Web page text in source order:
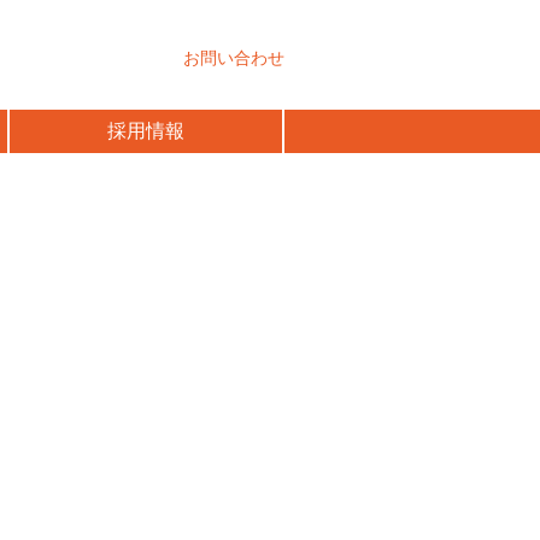
お問い合わせ
採用情報